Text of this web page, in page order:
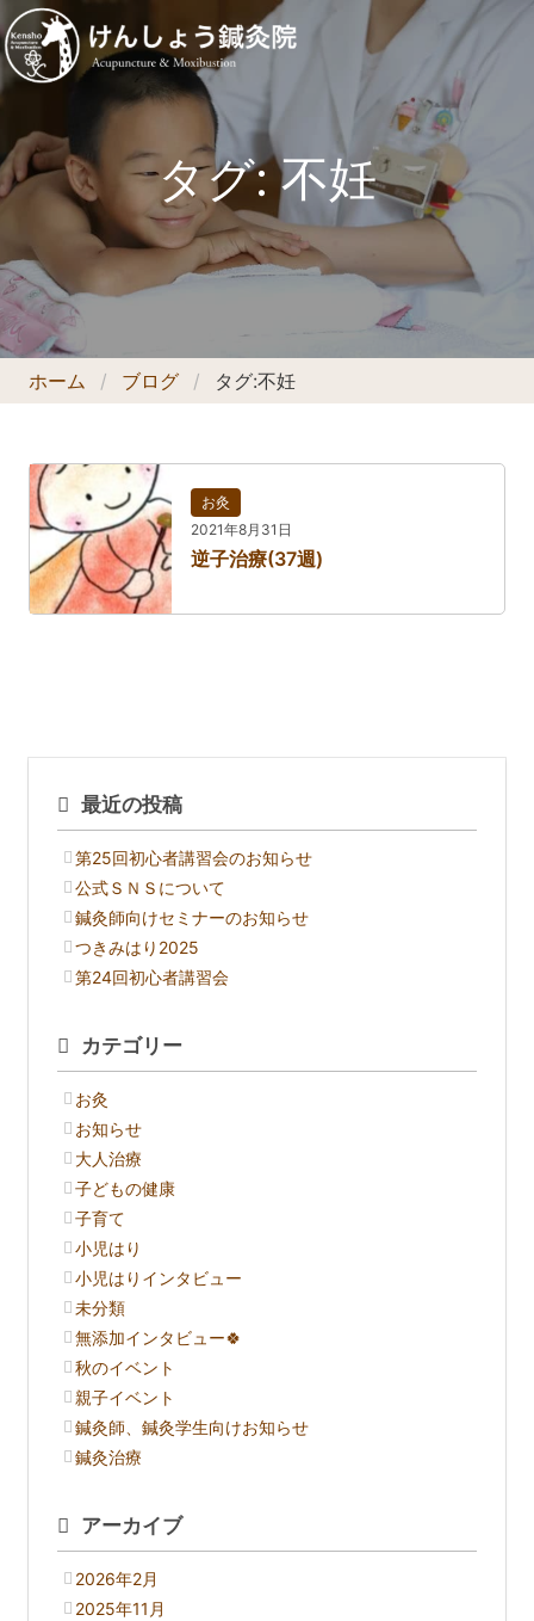
タグ:不妊
ホーム ブログ タグ:不妊
お灸
2021年8月31日
逆子治療(37週)
最近の投稿
第25回初心者講習会のお知らせ
公式ＳＮＳについて
鍼灸師向けセミナーのお知らせ
つきみはり2025
第24回初心者講習会
カテゴリー
お灸
お知らせ
大人治療
子どもの健康
子育て
小児はり
小児はりインタビュー
未分類
無添加インタビュー🍀
秋のイベント
親子イベント
鍼灸師、鍼灸学生向けお知らせ
鍼灸治療
アーカイブ
2026年2月
2025年11月